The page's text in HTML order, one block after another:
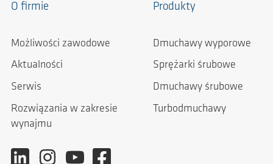
O firmie
Możliwości zawodowe
Aktualności
Serwis
Rozwiązania w zakresie
wynajmu
Produkty
Dmuchawy wyporowe
Sprężarki śrubowe
Dmuchawy śrubowe
Turbodmuchawy